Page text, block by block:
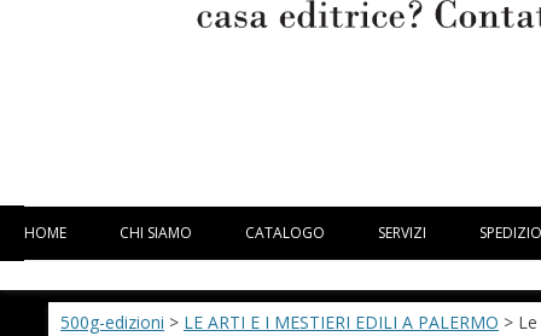
HOME CHI SIAMO CATALOGO SERVIZI
500g-edizioni > LE ARTI E I MESTIERI EDILI A PALERMO >